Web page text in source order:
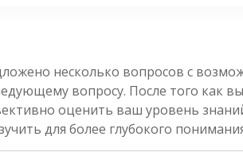
несколько вопросов с
вопросу. После того как
оценить ваш уровень
для более глубокого